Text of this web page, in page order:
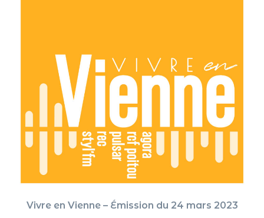
Vivre en Vienne – Émission du 24 mars 2023